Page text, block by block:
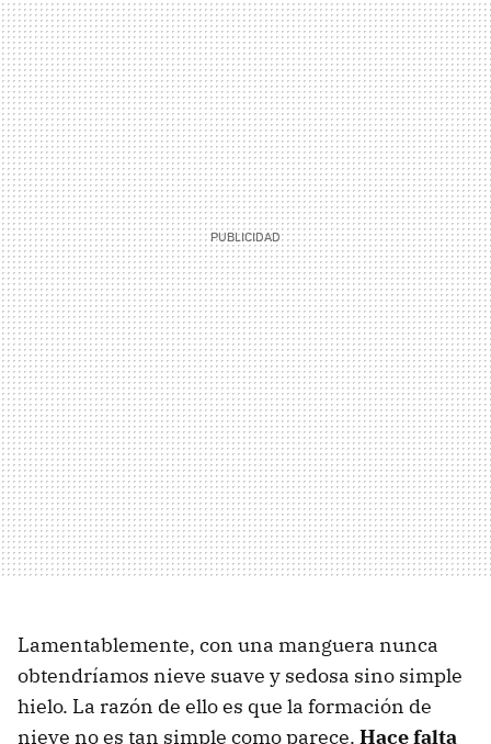
Lamentablemente, con una manguera nunca
obtendríamos nieve suave y sedosa sino simple
hielo. La razón de ello es que la formación de
nieve no es tan simple como parece. Hace falta